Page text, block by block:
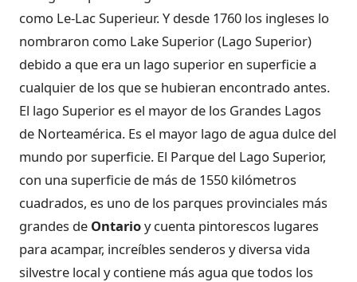
como Le-Lac Superieur. Y desde 1760 los ingleses lo
nombraron como Lake Superior (Lago Superior)
debido a que era un lago superior en superficie a
cualquier de los que se hubieran encontrado antes.
El lago Superior es el mayor de los Grandes Lagos
de Norteamérica. Es el mayor lago de agua dulce del
mundo por superficie. El Parque del Lago Superior,
con una superficie de más de 1550 kilómetros
cuadrados, es uno de los parques provinciales más
grandes de Ontarioy cuenta pintorescos lugares
para acampar, increíbles senderos y diversa vida
silvestre local y contiene más agua que todos los